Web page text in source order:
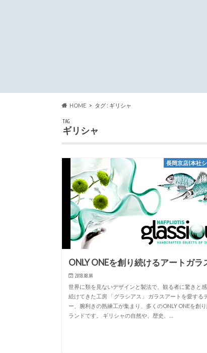
HOME タグ : ギリシャ
TAG
ギリシャ
長岡京店(本社
ONLY ONEを創り続けるアートガラ
2018.08.04
世界に類を見ないデザインと製法で、観る者に驚きと感
続けてきた工房 「グラシアス」 ガラスアートを愛する
ー、腕利きの熟練工が集まり、多くのONLY ONEを創
ランドです。 ギリシャの自然や、歴史、…